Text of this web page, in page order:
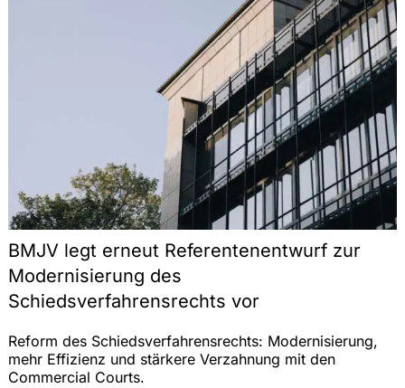
BMJV legt erneut Referentenentwurf zur
Modernisierung des
Schiedsverfahrensrechts vor
Reform des Schiedsverfahrensrechts: Modernisierung,
mehr Effizienz und stärkere Verzahnung mit den
Commercial Courts.